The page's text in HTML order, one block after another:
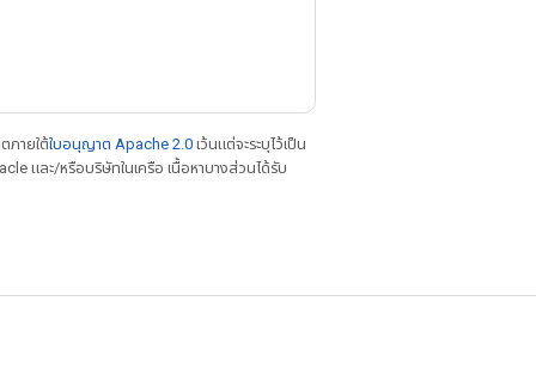
ภายใต้ใบอนุญาต Apache 2.0 เว้นแต่จะระบุไว้เป็น
และ/หรือบริษัทในเครือ เนื้อหาบางส่วนได้รับ